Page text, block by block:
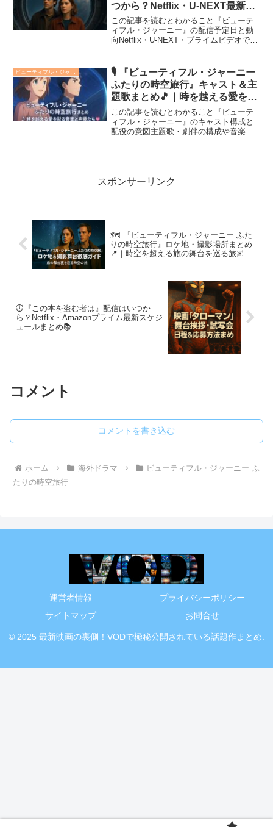
つから？Netflix・U-NEXT最新情
報まとめ🚀
この記事を読むとわかること『ビューテ
ィフル・ジャーニー』の配信予定日と動
向Netflix・U-NEXT・プライムビデオでの
『ビューティフル・ジャーニー ふたり...
ビューティフル・ジャーニー ふたりの時空旅行
🎙️ 『ビューティフル・ジャーニー
ふたりの時空旅行』キャスト＆主
題歌まとめ🎵｜時を越える愛を彩
る音楽と声優たち💖
この記事を読むとわかること『ビューテ
ィフル・ジャーニー』のキャスト構成と
配役の意図主題歌・劇伴の構成や音楽チ
スポンサーリンク
🗺️ 『ビューティフル・ジャーニー ふた
りの時空旅行』ロケ地・撮影場所まとめ
📍｜時空を超える旅の舞台を巡る旅🌌
⏱️『この本を盗む者は』配信はいつか
ら？Netflix・Amazonプライム最新スケジ
ュールまとめ📚
コメント
コメントを書き込む
ホーム 海外ドラマ
ビューティフル・ジャーニー ふ
たりの時空旅行
運営者情報
プライバシーポリシー
サイトマップ
お問合せ
© 2025 最新映画の裏側！VODで極秘公開されている話題作まとめ.